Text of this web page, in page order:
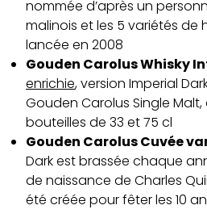
nommée d’après un
malinois et les 5 variétés de
lancée en 2008
Gouden Carolus Whisky
enrichie, version Imperial
Gouden Carolus Single
bouteilles de 33 et 75 cl
Gouden Carolus Cuvée
Dark est brassée chaque
de naissance de Charles
été créée pour fêter les 10